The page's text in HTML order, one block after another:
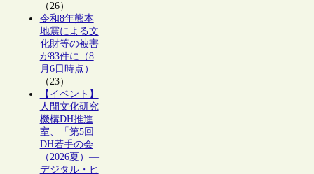
（26）
令和8年熊本
地震による文
化財等の被害
が83件に（8
月6日時点）
（23）
【イベント】
人間文化研究
機構DH推進
室、「第5回
DH若手の会
（2026夏）―
デジタル・ヒ